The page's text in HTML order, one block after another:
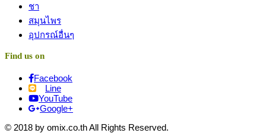
ชา
สมุนไพร
อุปกรณ์อื่นๆ
Find us on
Facebook
Line
YouTube
Google+
© 2018 by omix.co.th All Rights Reserved.